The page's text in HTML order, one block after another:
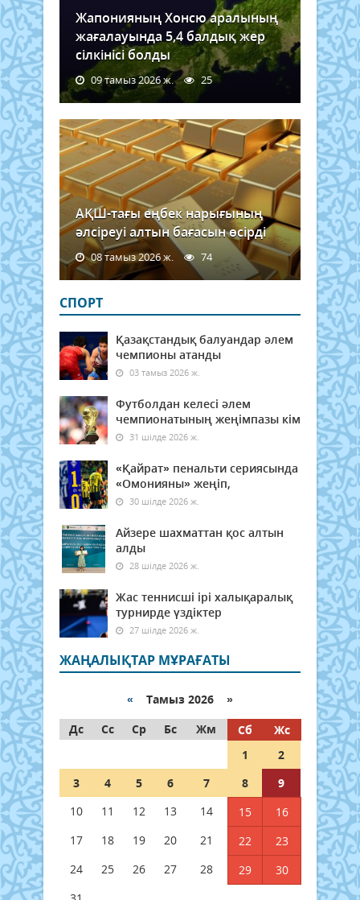
Жапонияның Хонсю аралының
жағалауында 5,4 балдық жер
сілкінісі болды
09 тамыз 2026 ж. 25
АҚШ-тағы еңбек нарығының
әлсіреуі алтын бағасын өсірді
08 тамыз 2026 ж. 74
СПОРТ
Қазақстандық балуандар әлем
чемпионы атанды
03 тамыз 2026 ж.
Футболдан келесі әлем
чемпионатының жеңімпазы кім
31 шілде 2026 ж.
«Қайрат» пенальти сериясында
«Омонияны» жеңіп,
30 шілде 2026 ж.
Айзере шахматтан қос алтын
алды
28 шілде 2026 ж.
Жас теннисші ірі халықаралық
турнирде үздіктер
27 шілде 2026 ж.
ЖАҢАЛЫҚТАР МҰРАҒАТЫ
« Тамыз 2026 »
Дс
Сс Ср Бс Жм Сб
Жс
1
2
3
4 5 6 7 8
9
10
11 12 13 14 15
16
17
18 19 20 21 22
23
24
25 26 27 28 29
30